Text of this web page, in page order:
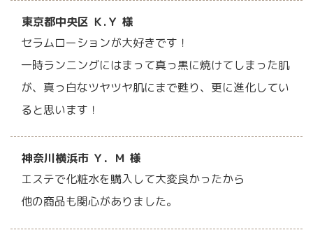
東京都中央区 Ｋ.Ｙ 様
セラムローションが大好きです！
一時ランニングにはまって真っ黒に焼けてしまった肌
が、真っ白なツヤツヤ肌にまで甦り、更に進化してい
ると思います！
神奈川横浜市 Ｙ．Ｍ 様
エステで化粧水を購入して大変良かったから
他の商品も関心がありました。